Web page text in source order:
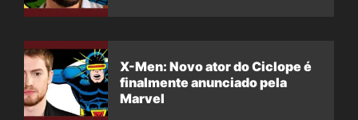
X-Men: Novo ator do Ciclope é
finalmente anunciado pela
Marvel